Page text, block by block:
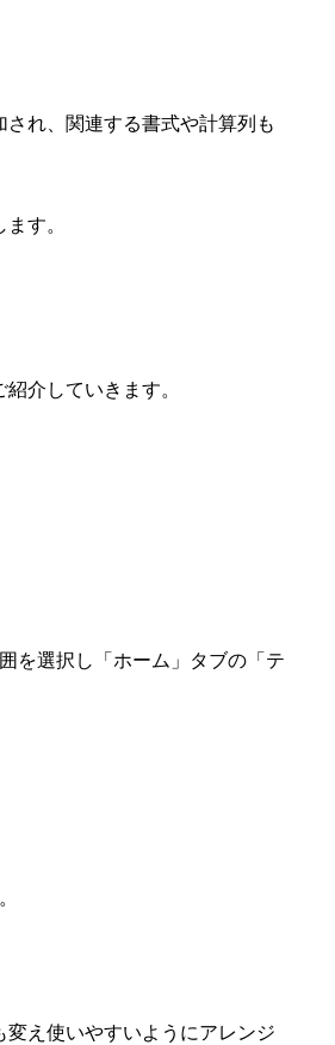
れ、関連する書式や計算列も
す。
介していきます。
を選択し「ホーム」タブの「テ
え使いやすいようにアレンジ